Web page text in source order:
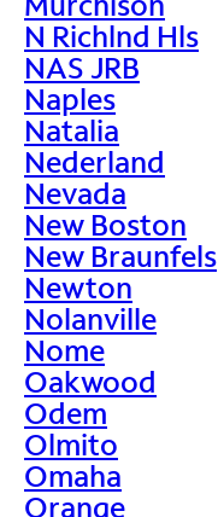
N Richlnd Hls
NAS JRB
Naples
Natalia
Nederland
Nevada
New Boston
New Braunfels
Newton
Nolanville
Nome
Oakwood
Odem
Olmito
Omaha
Orange